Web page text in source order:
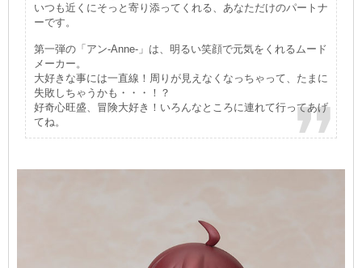
いつも近くにそっと寄り添ってくれる、あなただけのパートナ
ーです。
第一弾の「アン-Anne-」は、明るい笑顔で元気をくれるムード
メーカー。
大好きな事には一直線！周りが見えなくなっちゃって、たまに
失敗しちゃうかも・・・！？
好奇心旺盛、冒険大好き！いろんなところに連れて行ってあげ
てね。